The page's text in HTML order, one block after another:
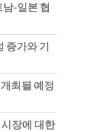
-일본 협
증가와 기
최될 예정
장에 대한